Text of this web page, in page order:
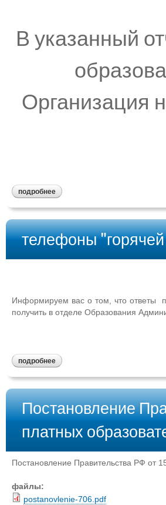
В указанный
Организация
подробнее
телефоны
Информируем вас о том, что ответы
получить в отделе Образования
подробнее
Постановление
платных
Постановление Правительства РФ от
файлы:
postanovlenie-706.pdf